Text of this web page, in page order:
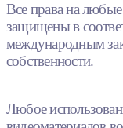
Все права на
защищены в
международным
собственности.
Любое